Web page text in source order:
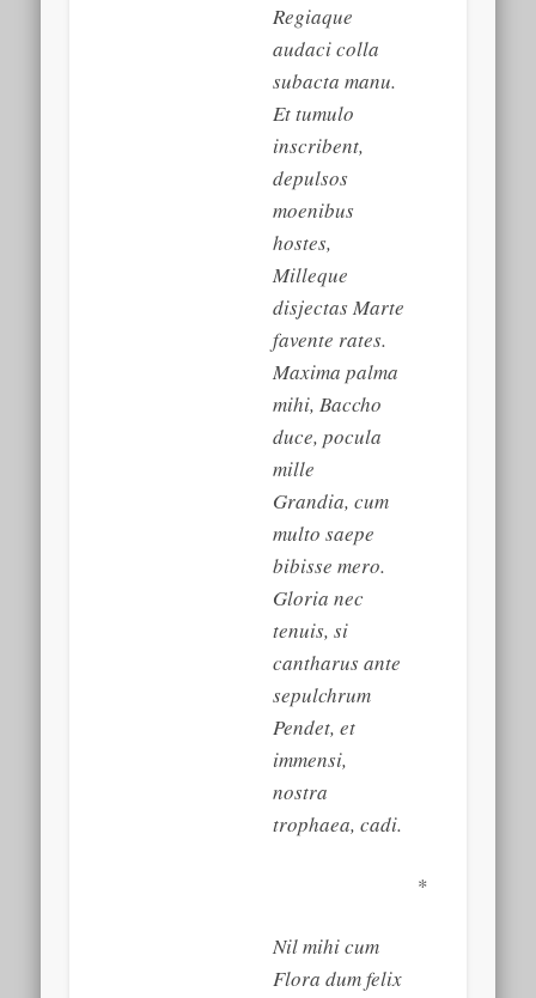
Regiaque
audaci colla
subacta manu.
Et tumulo
inscribent,
depulsos
moenibus
hostes,
Milleque
disjectas Marte
favente rates.
Maxima palma
mihi, Baccho
duce, pocula
mille
Grandia, cum
multo saepe
bibisse mero.
Gloria nec
tenuis, si
cantharus ante
sepulchrum
Pendet, et
immensi,
nostra
trophaea, cadi.
*
Nil mihi cum
Flora dum felix